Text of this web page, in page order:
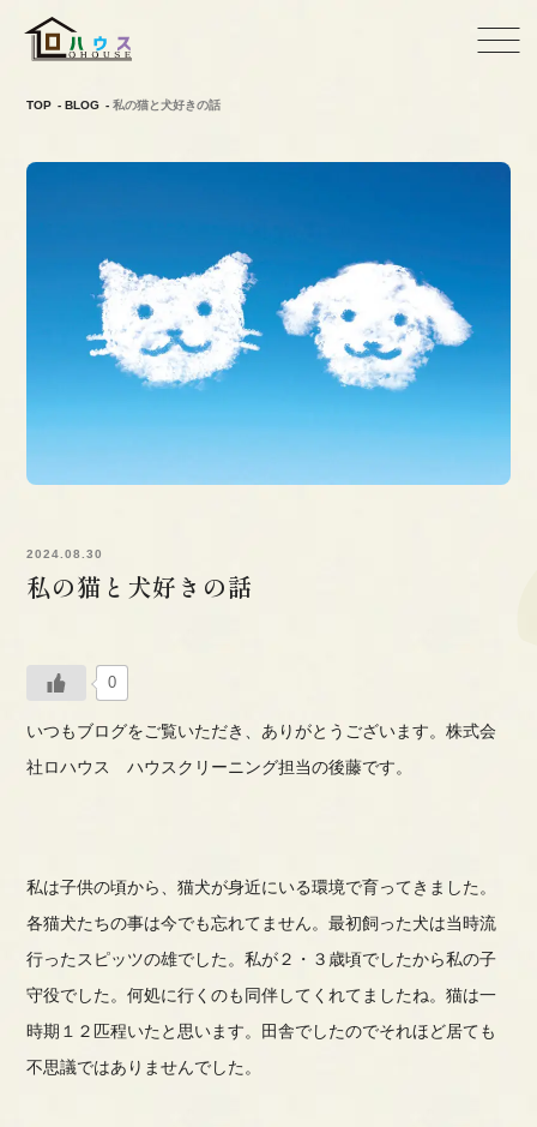
TOP BLOG 私の猫と犬好きの話
2024.08.30
私の猫と犬好きの話
0
いつもブログをご覧いただき、ありがとうございます。株式会
社ロハウス ハウスクリーニング担当の後藤です。
私は子供の頃から、猫犬が身近にいる環境で育ってきました。
各猫犬たちの事は今でも忘れてません。最初飼った犬は当時流
行ったスピッツの雄でした。私が２・３歳頃でしたから私の子
守役でした。何処に行くのも同伴してくれてましたね。猫は一
時期１２匹程いたと思います。田舎でしたのでそれほど居ても
不思議ではありませんでした。